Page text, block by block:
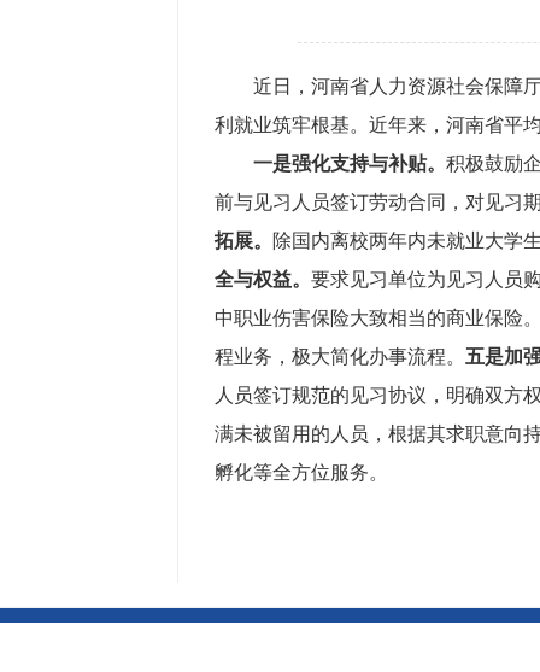
近日 ， 河南省人力资源社会保障
利就业筑牢根基。 近年来， 河南省平
一是强化支持与补贴。 积极鼓励
前与见习人员签订劳动合同，对见习
拓展。
除国内离校两年内未就业大学
全与权益。 要求见习单位为见习人员
中职业伤害保险大致相当的商业保险
程业务，极大简化办事流程。 五是加
人员签订规范的见习协议，明确双方
满未被留用的人员，根据其求职意向
孵化等全方位服务。